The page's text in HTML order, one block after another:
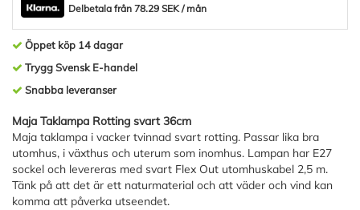
Delbetala från 78.29 SEK / mån
Öppet köp 14 dagar
Trygg Svensk E-handel
Snabba leveranser
Maja Taklampa Rotting svart 36cm
Maja taklampa i vacker tvinnad svart rotting. Passar lika bra
utomhus, i växthus och uterum som inomhus. Lampan har E27
sockel och levereras med svart Flex Out utomhuskabel 2,5 m.
Tänk på att det är ett naturmaterial och att väder och vind kan
komma att påverka utseendet.